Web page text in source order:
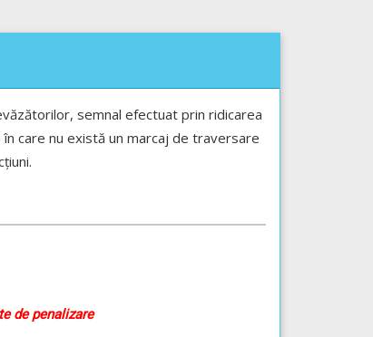
semnal efectuat prin ridicarea
care nu există un marcaj de traversare
de penalizare